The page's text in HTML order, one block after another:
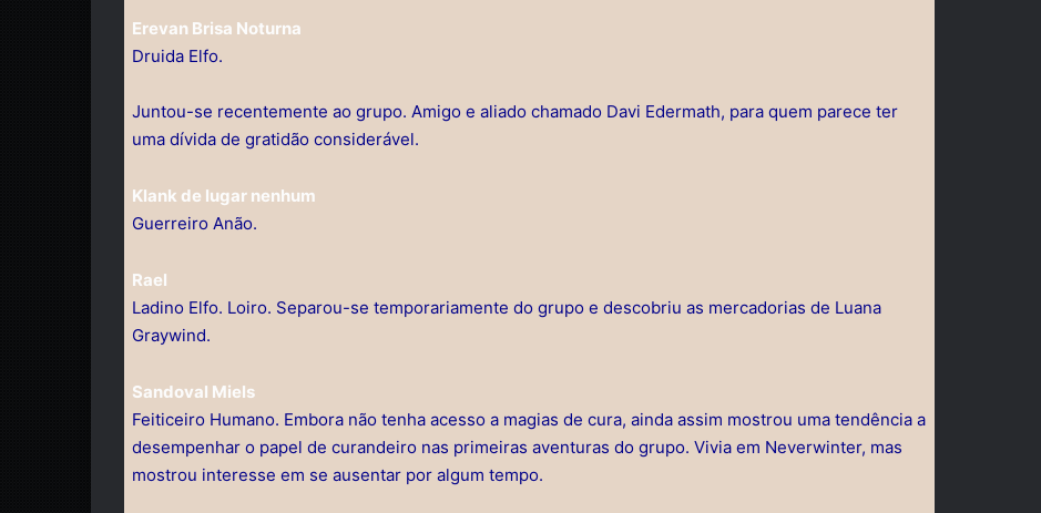
Erevan Brisa Noturna
Druida Elfo.
Juntou-se recentemente ao grupo. Amigo e aliado chamado Davi Edermath, para quem parece ter
uma dívida de gratidão considerável.
Klank de lugar nenhum
Guerreiro Anão.
Rael
Ladino Elfo. Loiro. Separou-se temporariamente do grupo e descobriu as mercadorias de Luana
Graywind.
Sandoval Miels
Feiticeiro Humano. Embora não tenha acesso a magias de cura, ainda assim mostrou uma tendência a
desempenhar o papel de curandeiro nas primeiras aventuras do grupo. Vivia em Neverwinter, mas
mostrou interesse em se ausentar por algum tempo.